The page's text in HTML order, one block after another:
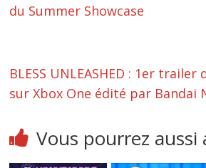
du Summer Showcase
BLESS UNLEASHED : 1er trailer
sur Xbox One édité par Bandai
Vous pourrez aussi